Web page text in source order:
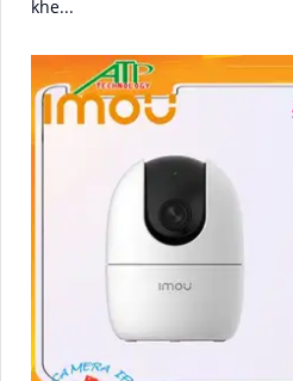
khe...